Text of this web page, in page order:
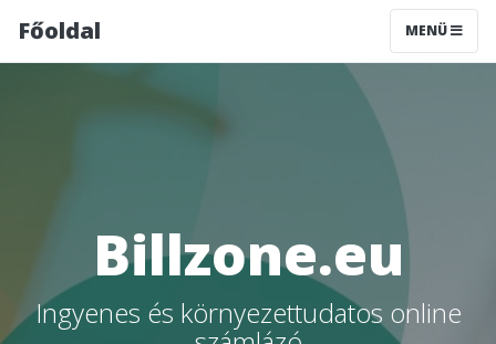
Főoldal MENÜ
Billzone.eu
Ingyenes és környezettudatos online